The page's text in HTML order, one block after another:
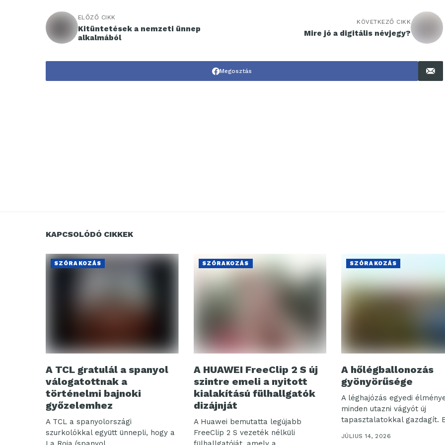
ELŐZŐ CIKK
Kitüntetések a nemzeti ünnep
alkalmából
KÖVETKEZŐ CIKK
Mire jó a digitális névjegy?
Megosztás
KAPCSOLÓDÓ CIKKEK
SZÓRAKOZÁS
A TCL gratulál a spanyol
válogatottnak a
történelmi bajnoki
győzelemhez
A TCL a spanyolországi
szurkolókkal együtt ünnepli, hogy a
SZÓRAKOZÁS
A HUAWEI FreeClip 2 S új
szintre emeli a nyitott
kialakítású fülhallgatók
dizájnját
A Huawei bemutatta legújabb
FreeClip 2 S vezeték nélküli
SZÓRAKOZÁS
A hőlégballonozás
gyönyörűsége
A léghajózás egyedi
minden utazni vágyót új
tapasztalatokkal gazdagít.
JÚLIUS 14, 2026